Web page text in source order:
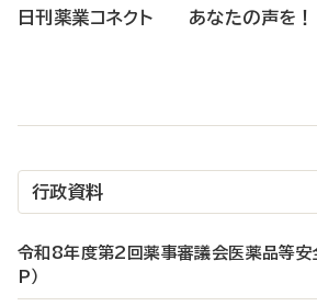
日刊薬業コネクト あなたの声を！
行政資料
令和8年度第2回薬事審議会医薬品等安
P）